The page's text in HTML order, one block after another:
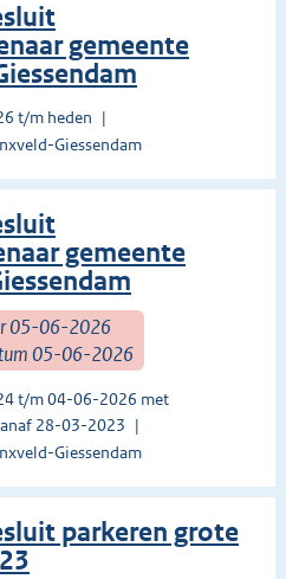
gemeente
t/m heden
Giessendam
gemeente
05-06-2026
05-06-2026
t/m 04-06-2026 met
28-03-2023
Giessendam
parkeren grote